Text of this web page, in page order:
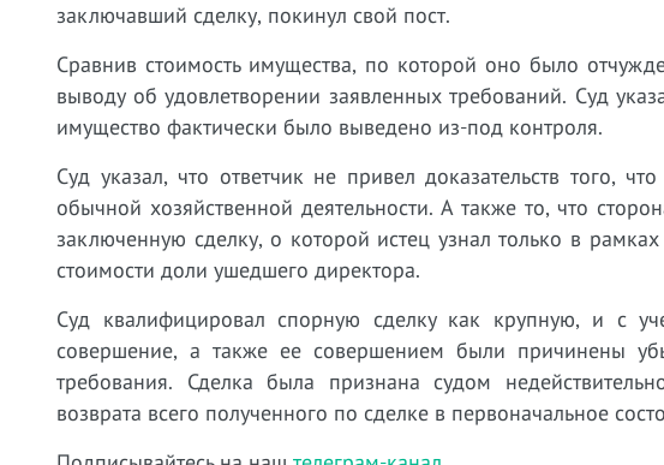
заключавший сделку, покинул свой пост.
Сравнив стоимость имущества, по которой оно было
выводу об удовлетворении заявленных требований. Суд
имущество фактически было выведено из-под контроля.
Суд указал, что ответчик не привел доказательств того,
обычной хозяйственной деятельности. А также то, что
заключенную сделку, о которой истец узнал только в
стоимости доли ушедшего директора.
Суд квалифицировал спорную сделку как крупную, и с
совершение, а также ее совершением были причинены
требования. Сделка была признана судом
возврата всего полученного по сделке в первоначальное